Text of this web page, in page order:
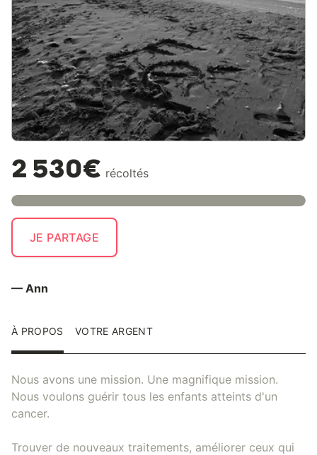
2 530€ récoltés
JE PARTAGE
— Ann
À PROPOS VOTRE ARGENT
Nous avons une mission. Une magnifique mission.
Nous voulons guérir tous les enfants atteints d'un
cancer.
Trouver de nouveaux traitements, améliorer ceux qui